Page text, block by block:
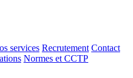
services Recrutement Contact
Normes et CCTP